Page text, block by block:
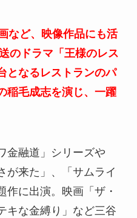
など、映像作品にも活
のドラマ「王様のレス
となるレストランのパ
稲毛成志を演じ、一躍
金融道」シリーズや
が来た」、「サムライ
作に出演。映画「ザ・
キな金縛り」など三谷